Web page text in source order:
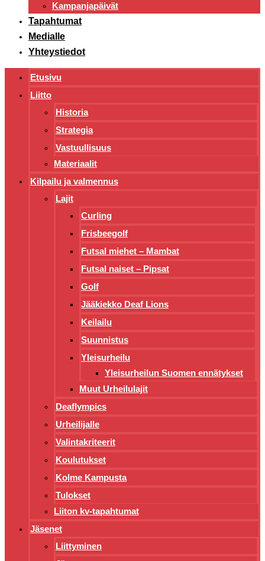
Kampanjapäivät
Tapahtumat
Medialle
Yhteystiedot
Etusivu
Liitto
Historia
Strategia
Vastuullisuus
Materiaalit
Kilpailu ja valmennus
Lajit
Curling
Frisbeegolf
Futsal miehet – Mambat
Futsal naiset – Pipsat
Golf
Jääkiekko Deaf Lions
Keilailu
Suunnistus
Yleisurheilu
Yleisurheilun Suomen ennätykset
Muut Urheilulajit
Deaflympics
Urheilijalle
Valintakriteerit
Koulutukset
Kolme Kampusta
Tulokset
Liiton kv-tapahtumat
Jäsenet
Liittyminen